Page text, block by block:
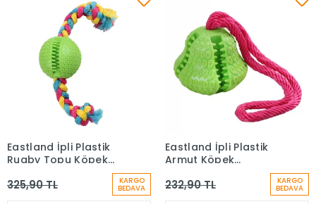
Eastland İpli Plastik
Rugby Topu Köpek
325,90 TL KARGO
BEDAVA
Eastland İpli Plastik
Armut Köpek
232,90 TL KARGO
BEDAVA